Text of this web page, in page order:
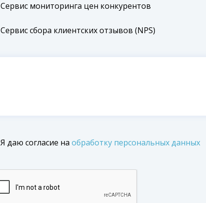
Сервиc мониторинга цен конкурентов
Сервис сбора клиентских отзывов (NPS)
Я даю согласие на обработку персональных данных